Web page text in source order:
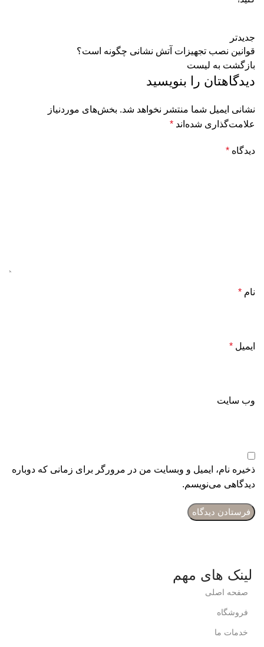
جدیدتر
قوانین نصب تجهیزات آتش نشانی چگونه است؟
بازگشت به لیست
دیدگاهتان را بنویسید
نشانی ایمیل شما منتشر نخواهد شد. بخش‌های موردنیاز
علامت‌گذاری شده‌اند *
دیدگاه *
نام *
ایمیل *
وب‌ سایت
ذخیره نام، ایمیل و وبسایت من در مرورگر برای زمانی که دوباره
دیدگاهی می‌نویسم.
لینک های مهم
صفحه اصلی
فروشگاه
خدمات ما